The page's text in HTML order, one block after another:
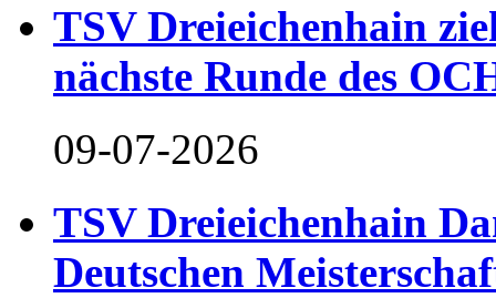
TSV Dreieichenhain
nächste Runde des
09-07-2026
TSV Dreieichenhain
Deutschen